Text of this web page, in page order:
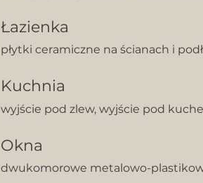
Łazienka
płytki ceramiczne na ścianach i
Kuchnia
wyjście pod zlew, wyjście pod
Okna
dwukomorowe metalowo-